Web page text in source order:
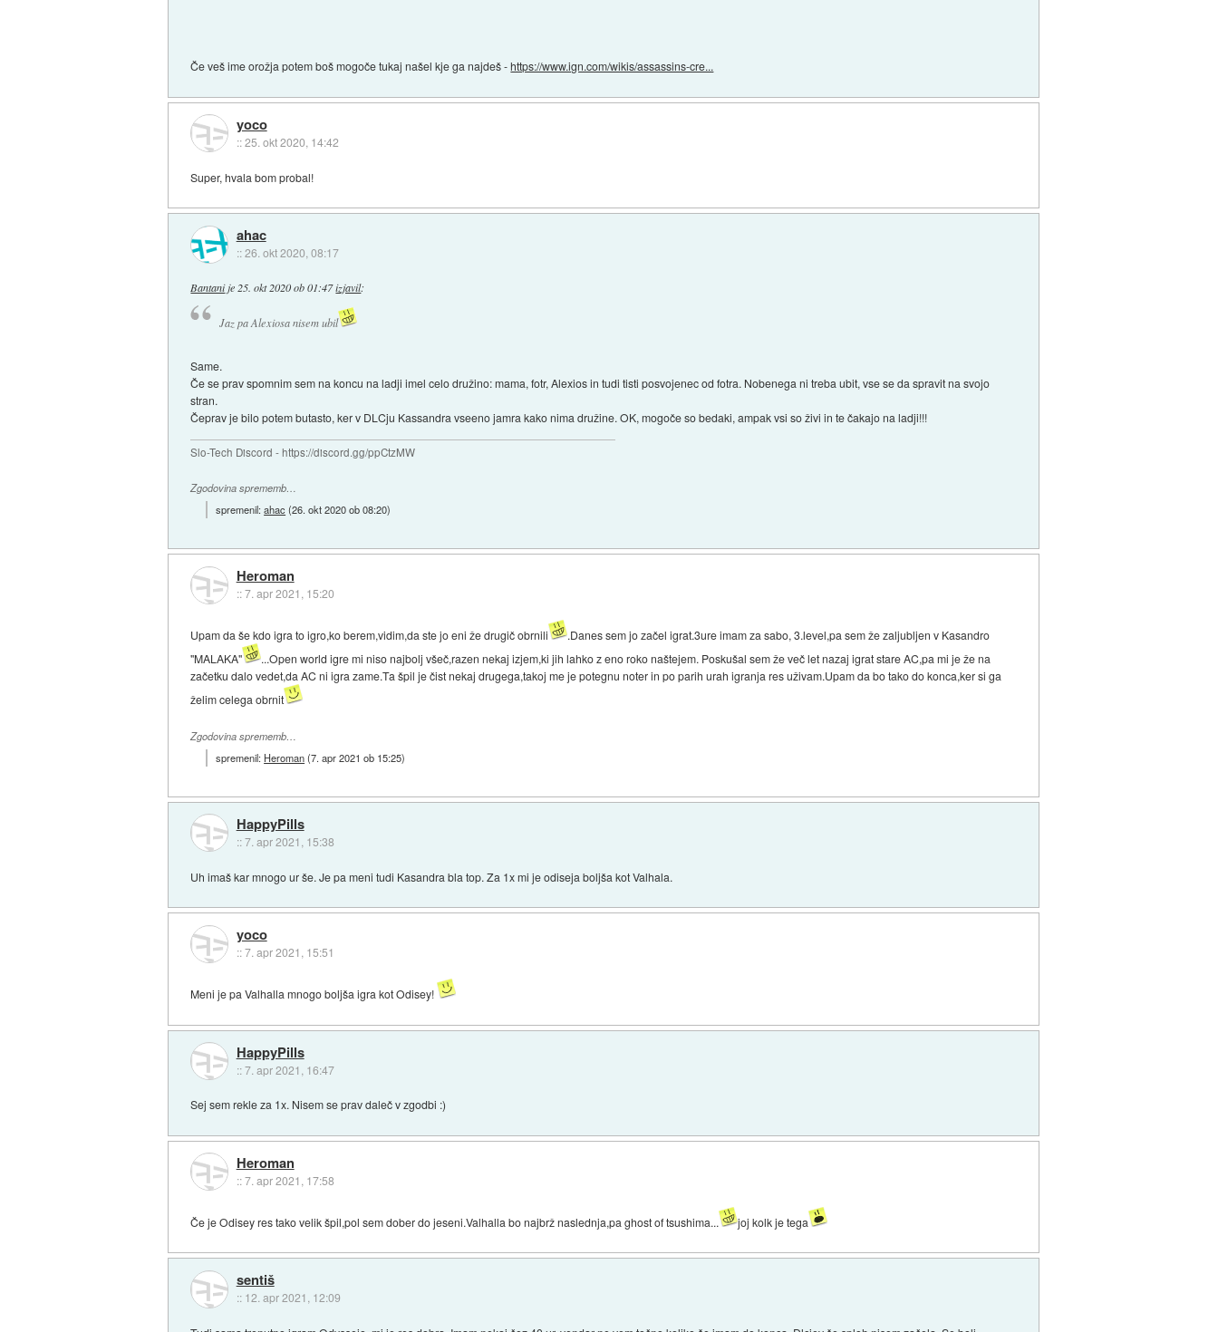
Če veš ime orožja potem boš mogoče tukaj našel kje ga najdeš -https://www.ign.com/wikis/assassins-cre...
yoco
::25. okt 2020, 14:42
Super, hvala bom probal!
ahac
::26. okt 2020, 08:17
Bantanije 25. okt 2020 ob 01:47izjavil:
Jaz pa Alexiosa nisem ubil
Same.
Če se prav spomnim sem na koncu na ladji imel celo družino: mama, fotr, Alexios in tudi tisti posvojenec od fotra. Nobenega ni treba ubit, vse se da spravit na svojo
stran.
Čeprav je bilo potem butasto, ker v DLCju Kassandra vseeno jamra kako nima družine. OK, mogoče so bedaki, ampak vsi so živi in te čakajo na ladji!!!
Slo-Tech Discord - https://discord.gg/ppCtzMW
Zgodovina sprememb…
spremenil:ahac (26. okt 2020 ob 08:20)
Heroman
::7. apr 2021, 15:20
Upam da še kdo igra to igro,ko berem,vidim,da ste jo eni že drugič obrnili
.Danes sem jo začel igrat.3ure imam za sabo, 3.level,pa sem že zaljubljen v Kasandro
"MALAKA"
...Open world igre mi niso najbolj všeč,razen nekaj izjem,ki jih lahko z eno roko naštejem. Poskušal sem že več let nazaj igrat stare AC,pa mi je že na
začetku dalo vedet,da AC ni igra zame.Ta špil je čist nekaj drugega,takoj me je potegnu noter in po parih urah igranja res uživam.Upam da bo tako do konca,ker si ga
želim celega obrnit
Zgodovina sprememb…
spremenil: Heroman(7. apr 2021 ob 15:25)
HappyPills
::7. apr 2021, 15:38
Uh imaš kar mnogo ur še. Je pa meni tudi Kasandra bla top. Za 1x mi je odiseja boljša kot Valhala.
yoco
::7. apr 2021, 15:51
Meni je pa Valhalla mnogo boljša igra kot Odisey!
HappyPills
::7. apr 2021, 16:47
Sej sem rekle za 1x. Nisem se prav daleč v zgodbi :)
Heroman
::7. apr 2021, 17:58
Če je Odisey res tako velik špil,pol sem dober do jeseni.Valhalla bo najbrž naslednja,pa ghost of tsushima... joj kolk je tega
sentiš
:: 12. apr 2021, 12:09